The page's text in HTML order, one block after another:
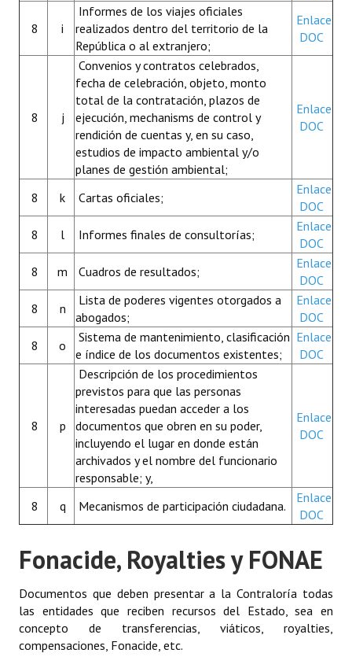
8 i
Informes de los viajes oficiales
realizados dentro del territorio de la
República o al extranjero;
Enlace
DOC
8 j
Convenios y contratos celebrados,
fecha de celebración, objeto, monto
total de la contratación, plazos de
ejecución, mechanisms de control y
rendición de cuentas y, en su caso,
estudios de impacto ambiental y/o
planes de gestión ambiental;
Enlace
DOC
8 k Cartas oficiales;
Enlace
DOC
8
l Informes finales de consultorías;
Enlace
DOC
8
m Cuadros de resultados;
Enlace
DOC
8
n
Lista de poderes vigentes otorgados a
abogados;
Enlace
DOC
8
o
Sistema de mantenimiento, clasificación
e índice de los documentos existentes;
Enlace
DOC
8 p
Descripción de los procedimientos
previstos para que las personas
interesadas puedan acceder a los
documentos que obren en su poder,
incluyendo el lugar en donde están
archivados y el nombre del funcionario
responsable; y,
Enlace
DOC
8 q Mecanismos de participación ciudadana.
Enlace
DOC
Fonacide, Royalties y FONAE
Documentos que deben presentar a la Contraloría todas
las entidades que reciben recursos del Estado, sea en
concepto de transferencias, viáticos, royalties,
compensaciones, Fonacide, etc.